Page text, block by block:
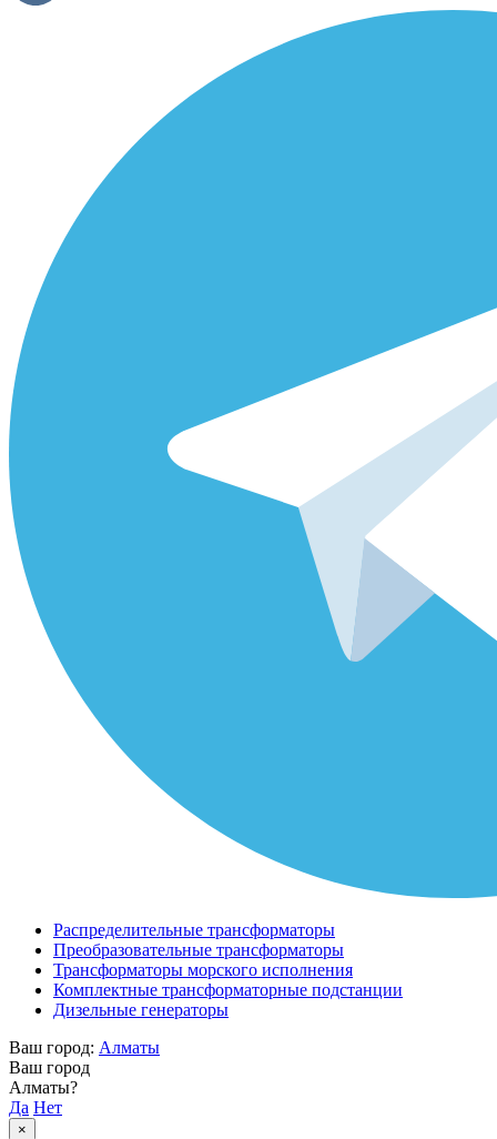
Распределительные трансформаторы
Преобразовательные трансформаторы
Трансформаторы морского исполнения
Комплектные трансформаторные подстанции
Дизельные генераторы
Ваш город: Алматы
Ваш город
Алматы?
Да Нет
×